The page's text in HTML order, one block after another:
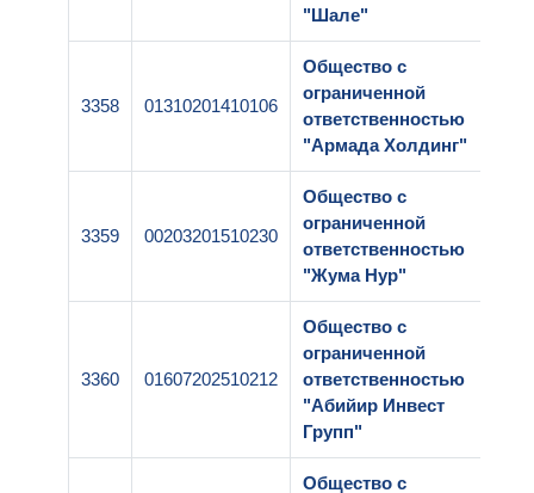
"Шале"
3358 01310201410106
Общество с
ограниченной
ответственностью
"Армада Холдинг"
3359 00203201510230
Общество с
ограниченной
ответственностью
"Жума Нур"
3360 01607202510212
Общество с
ограниченной
ответственностью
"Абийир Инвест
Групп"
Общество с